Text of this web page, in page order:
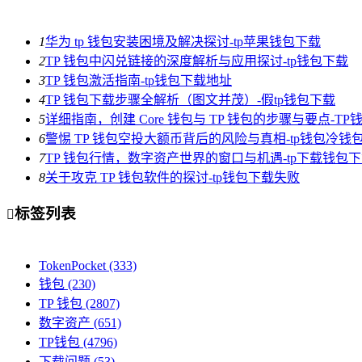
1华为 tp 钱包安装困境及解决探讨-tp苹果钱包下载
2TP 钱包中闪兑链接的深度解析与应用探讨-tp钱包下载
3TP 钱包激活指南-tp钱包下载地址
4TP 钱包下载步骤全解析（图文并茂）-假tp钱包下载
5详细指南，创建 Core 钱包与 TP 钱包的步骤与要点-TP
6警惕 TP 钱包空投大额币背后的风险与真相-tp钱包冷钱
7TP 钱包行情，数字资产世界的窗口与机遇-tp下载钱包
8关于攻克 TP 钱包软件的探讨-tp钱包下载失败
标签列表
TokenPocket(333)
钱包 (230)
TP 钱包 (2807)
数字资产 (651)
TP钱包 (4796)